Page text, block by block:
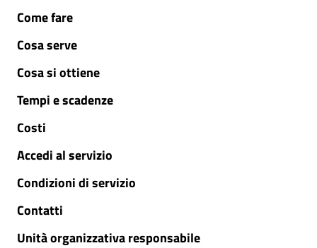
Come fare
Cosa serve
Cosa si ottiene
Tempi e scadenze
Costi
Accedi al servizio
Condizioni di servizio
Contatti
Unità organizzativa responsabile